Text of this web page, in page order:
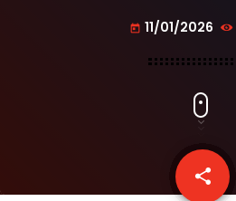
today 11/01/2026
share
email